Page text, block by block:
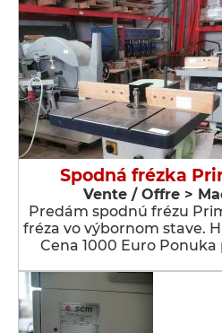
Spodná frézka
Vente / Offre >
Predám spodnú frézu
fréza vo výbornom stave.
Cena 1000 Euro